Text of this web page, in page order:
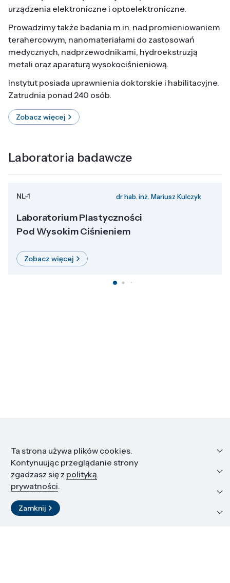
urządzenia elektroniczne i optoelektroniczne.
Prowadzimy także badania m.in. nad promieniowaniem
terahercowym, nanomateriałami do zastosowań
medycznych, nadprzewodnikami, hydroekstruzją
metali oraz aparaturą wysokociśnieniową.
Instytut posiada uprawnienia doktorskie i habilitacyjne.
Zatrudnia ponad 240 osób.
Zobacz więcej
Laboratoria badawcze
NL-1 dr hab. inż. Mariusz Kulczyk
Laboratorium Plastyczności
Pod Wysokim Ciśnieniem
Zobacz więcej
Informacje
Edukacja i kariera
Zasoby i materiały
Kontakt
Ta strona używa plików cookies.
Kontynuując przeglądanie strony
zgadzasz się z polityką
prywatności.
Zamknij